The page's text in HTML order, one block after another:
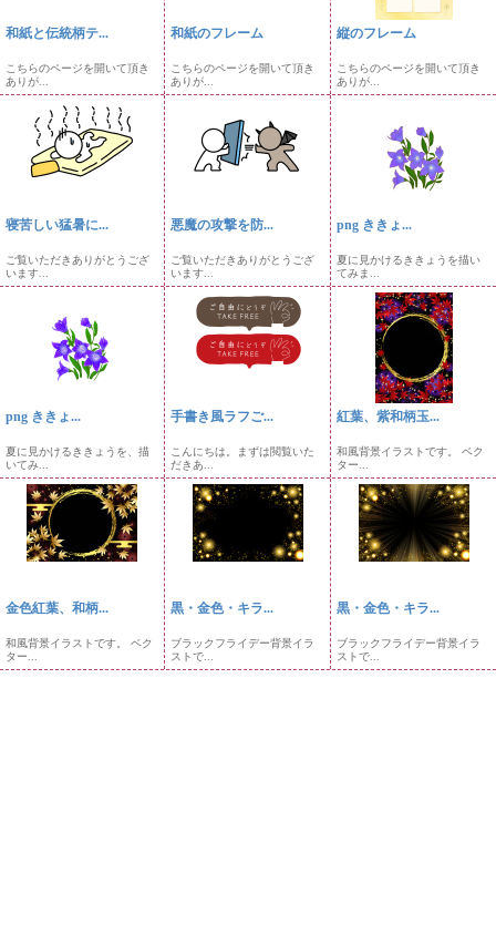
和紙と伝統柄テ...
こちらのページを開いて頂き
ありが...
和紙のフレーム
こちらのページを開いて頂き
ありが...
縦のフレーム
こちらのページを開いて頂き
ありが...
寝苦しい猛暑に...
ご覧いただきありがとうござ
います...
悪魔の攻撃を防...
ご覧いただきありがとうござ
います...
png ききょ...
夏に見かけるききょうを描い
てみま...
png ききょ...
夏に見かけるききょうを、描
いてみ...
手書き風ラフご...
こんにちは。まずは閲覧いた
だきあ...
紅葉、紫和柄玉...
和風背景イラストです。 ベク
ター...
金色紅葉、和柄...
和風背景イラストです。 ベク
ター...
黒・金色・キラ...
ブラックフライデー背景イラ
ストで...
黒・金色・キラ...
ブラックフライデー背景イラ
ストで...